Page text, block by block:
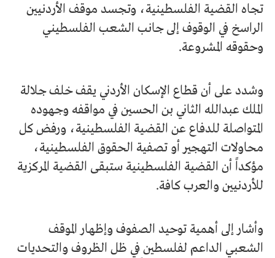
تجاه القضية الفلسطينية، وتجسد موقف الأردنيين
الراسخ في الوقوف إلى جانب الشعب الفلسطيني
وحقوقه المشروعة.
وشدد على أن قطاع الإسكان الأردني يقف خلف جلالة
الملك عبدالله الثاني بن الحسين في مواقفه وجهوده
المتواصلة للدفاع عن القضية الفلسطينية، ورفض كل
محاولات التهجير أو تصفية الحقوق الفلسطينية،
مؤكداً أن القضية الفلسطينية ستبقى القضية المركزية
للأردنيين والعرب كافة.
وأشار إلى أهمية توحيد الصفوف وإظهار الموقف
الشعبي الداعم لفلسطين في ظل الظروف والتحديات